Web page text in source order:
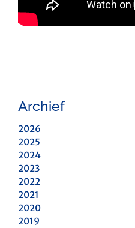
Archief
2026
2025
2024
2023
2022
2021
2020
2019